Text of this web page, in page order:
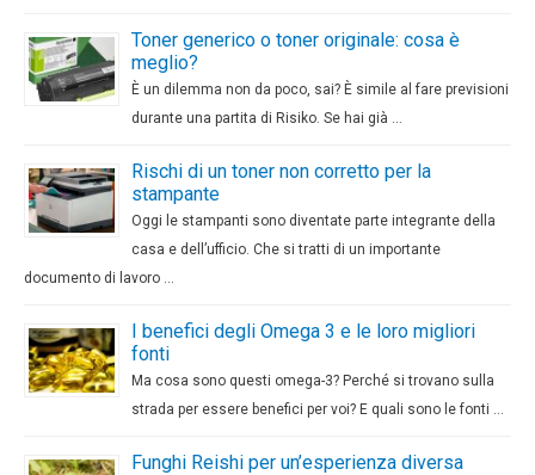
Toner generico o toner originale: cosa è
meglio?
È un dilemma non da poco, sai? È simile al fare previsioni
durante una partita di Risiko. Se hai già …
Rischi di un toner non corretto per la
stampante
Oggi le stampanti sono diventate parte integrante della
casa e dell’ufficio. Che si tratti di un importante
documento di lavoro …
I benefici degli Omega 3 e le loro migliori
fonti
Ma cosa sono questi omega-3? Perché si trovano sulla
strada per essere benefici per voi? E quali sono le fonti …
Funghi Reishi per un’esperienza diversa